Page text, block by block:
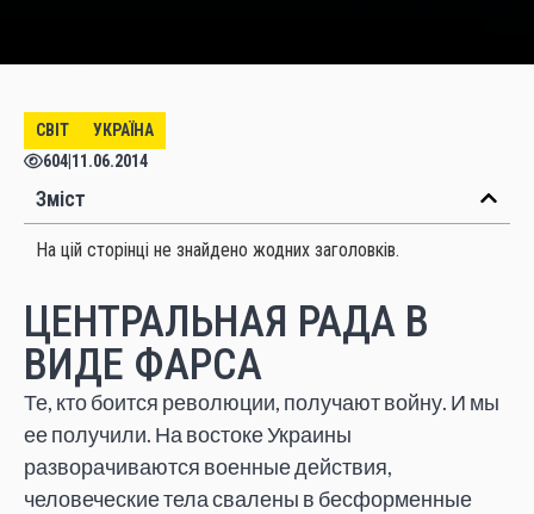
СВІТ
УКРАЇНА
604 11.06.2014
Зміст
На цій сторінці не знайдено жодних заголовків.
ЦЕНТРАЛЬНАЯ РАДА В
ВИДЕ ФАРСА
Те, кто боится революции, получают войну. И мы
ее получили. На востоке Украины
разворачиваются военные действия,
человеческие тела свалены в бесформенные